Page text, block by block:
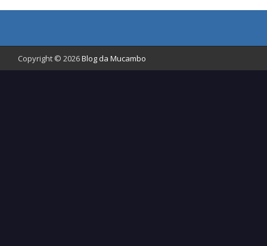
Copyright © 2026Blog da Mucambo